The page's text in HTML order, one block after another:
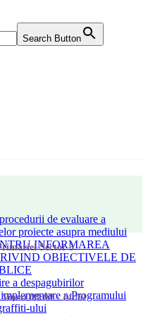
Search Button
de evaluare a
proiecte asupra mediului
INFORMAREA
OBIECTIVELE DE
a despagubirilor
a Programului
ului
Sector 5
08:00 - 14:00